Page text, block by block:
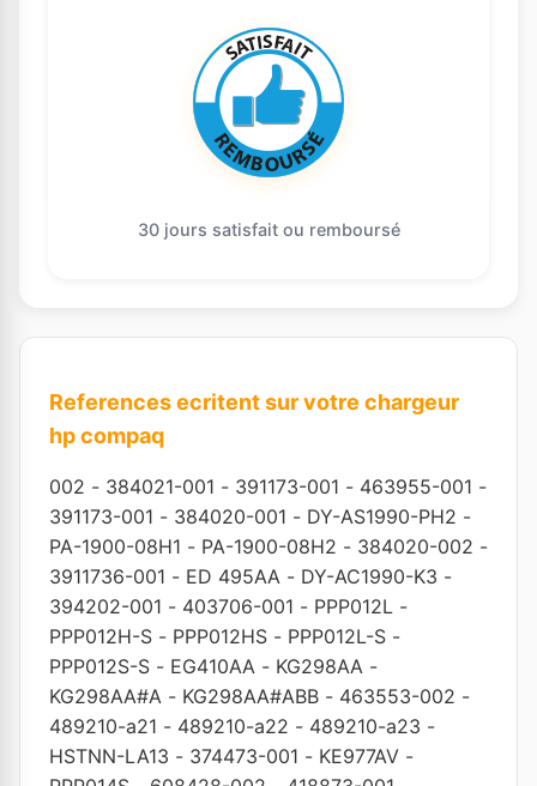
30 jours satisfait ou remboursé
References ecritent sur votre chargeur
hp compaq
002 - 384021-001 - 391173-001 - 463955-001 -
391173-001 - 384020-001 - DY-AS1990-PH2 -
PA-1900-08H1 - PA-1900-08H2 - 384020-002 -
3911736-001 - ED 495AA - DY-AC1990-K3 -
394202-001 - 403706-001 - PPP012L -
PPP012H-S - PPP012HS - PPP012L-S -
PPP012S-S - EG410AA - KG298AA -
KG298AA#A - KG298AA#ABB - 463553-002 -
489210-a21 - 489210-a22 - 489210-a23 -
HSTNN-LA13 - 374473-001 - KE977AV -